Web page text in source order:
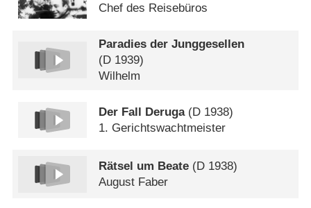
Chef des Reisebüros
Paradies der Junggesellen
(D 1939)
Wilhelm
Der Fall Deruga(D 1938)
1. Gerichtswachtmeister
Rätsel um Beate (D 1938)
August Faber